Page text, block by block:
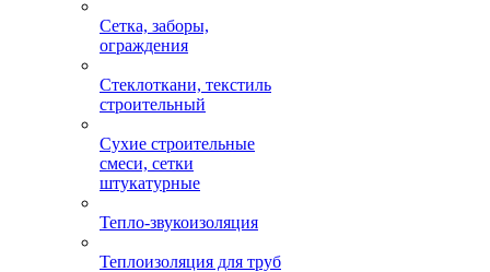
Сетка, заборы,
ограждения
Стеклоткани, текстиль
строительный
Сухие строительные
смеси, сетки
штукатурные
Тепло-звукоизоляция
Теплоизоляция для труб